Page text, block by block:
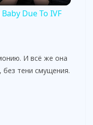
Due To IVF
И всё же она
тени смущения.